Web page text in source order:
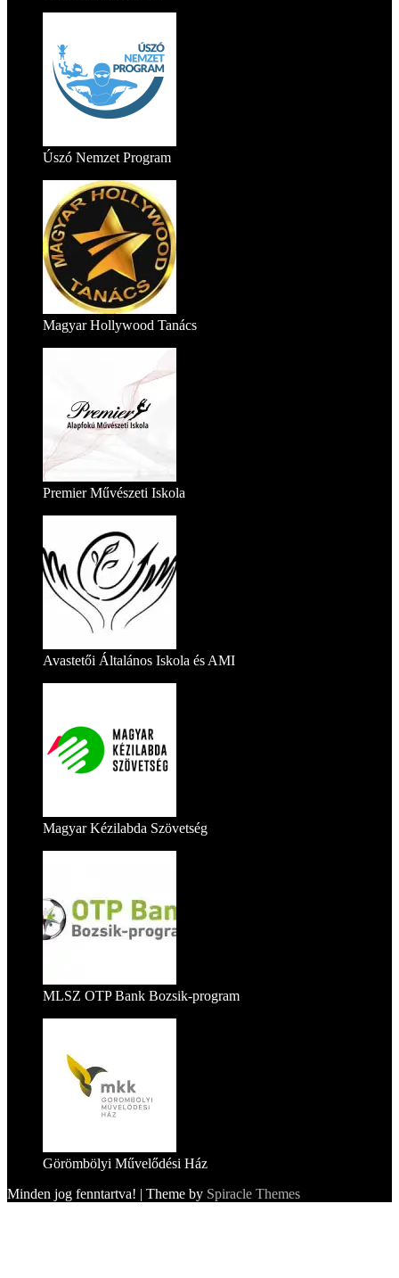
Úszó Nemzet Program
Magyar Hollywood Tanács
Premier Művészeti Iskola
Avastetői Általános Iskola és AMI
Magyar Kézilabda Szövetség
MLSZ OTP Bank Bozsik-program
Görömbölyi Művelődési Ház
Minden jog fenntartva! | Theme by Spiracle Themes